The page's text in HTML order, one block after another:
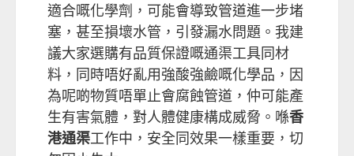
適合嘅化學劑，可能會導致管道進一步堵
塞，甚至損壞水管，引發漏水問題。我建
議大家選購有品質保證嘅通渠工具同材
料，同時唔好亂用強酸強鹼嘅化學品，因
為呢啲物質唔單止會腐蝕管道，仲可能產
生有害氣體，對人體健康構成威脅。喺香
港通渠工作中，安全同效果一樣重要，切